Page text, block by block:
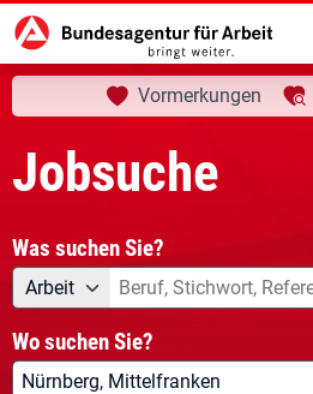
Startseite Jobsuche aktuelle Seite:
Ihre Suche
Vormerkungen
Jobsuche
Was suchen Sie?
Angebotsart
Arbeit Was suchen Sie?
Wo suchen Sie?